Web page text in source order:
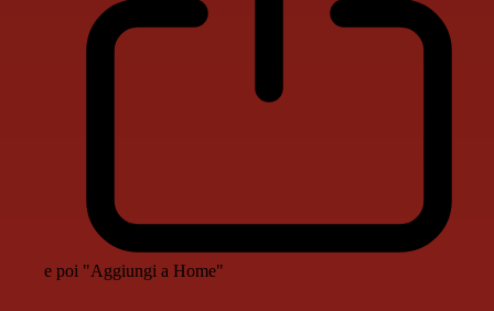
e poi "Aggiungi a Home"